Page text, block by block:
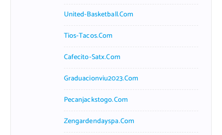
United-Basketball.com
Tios-Tacos.com
Cafecito-Satx.com
Graduacionviu2023.com
Pecanjackstogo.com
Zengardendayspa.com